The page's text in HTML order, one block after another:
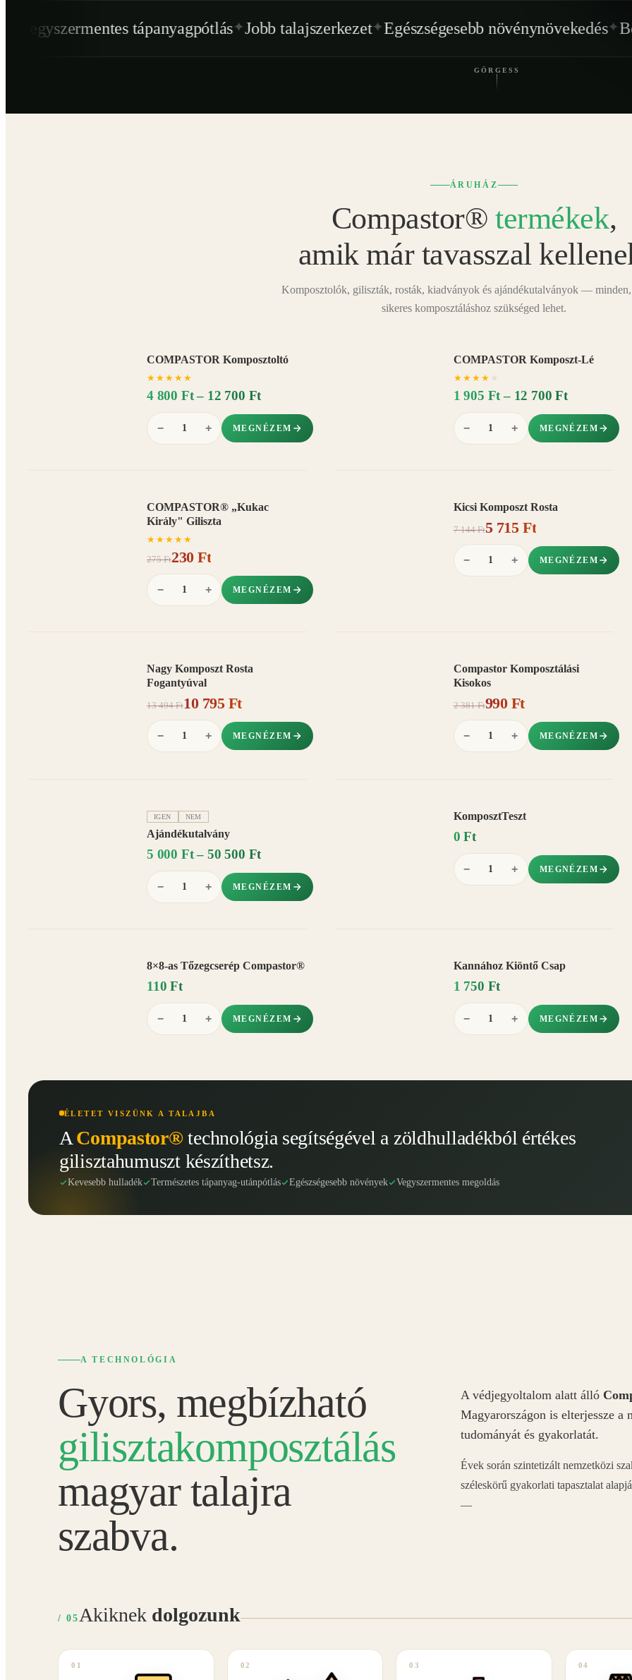
tápanyagpótlás✦Jobb talajszerkezet ✦Egészségesebb növénynövekedés✦Beltéren is
GÖRGESS
ÁRUHÁZ
Compastor®termékek,
amik már tavasszal
Komposztolók, giliszták, rosták, kiadványok és ajándékutalványok — minden,
sikeres komposztáláshoz szükséged lehet.
COMPASTOR Komposztoltó
★ ★ ★ ★ ★
4 800 Ft – 12 700 Ft
− + MEGNÉZEM
COMPASTOR Komposzt-Lé
★ ★ ★ ★
1 905 Ft – 12 700 Ft
− + MEGNÉZEM
COMPASTOR® „Kukac
Király" Giliszta
★ ★ ★ ★ ★
275 Ft230 Ft
− + MEGNÉZEM
Kicsi Komposzt Rosta
7 144 Ft5 715 Ft
− + MEGNÉZEM
Nagy Komposzt Rosta
Fogantyúval
13 494 Ft10 795 Ft
− + MEGNÉZEM
Compastor Komposztálási
Kisokos
2 381 Ft990 Ft
− + MEGNÉZEM
IGEN NEM
Ajándékutalvány
5 000 Ft – 50 500 Ft
− + MEGNÉZEM
KomposztTeszt
0 Ft
− + MEGNÉZEM
8×8-as Tőzegcserép Compastor®
110 Ft
− + MEGNÉZEM
Kannához Kiöntő Csap
1 750 Ft
− + MEGNÉZEM
ÉLETET VISZÜNK A TALAJBA
A Compastor® technológia segítségével a zöldhulladékból értékes
gilisztahumuszt készíthetsz.
Kevesebb hulladék Természetes tápanyag-utánpótlás Egészségesebb növények Vegyszermentes megoldás
A TECHNOLÓGIA
Gyors, megbízható
gilisztakomposztálás
magyar talajra
szabva.
A védjegyoltalom alatt álló
Magyarországon is elterjessze a
tudományát és gyakorlatát.
Évek során szintetizált nemzetközi
széleskörű gyakorlati tapasztalat
—
/ 05 Akiknek dolgozunk
01 02 03 04